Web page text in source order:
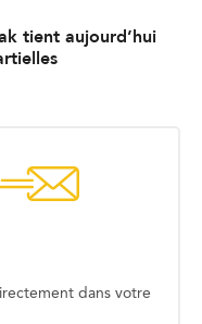
tient aujourd’hui
dans votre